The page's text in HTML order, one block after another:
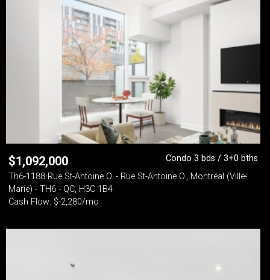
$1,092,000
Condo 3 bds / 3+0 bths
Th6-1188 Rue St-Antoine O. - Rue St-Antoine O., Montréal (Ville-
Marie) - TH6 - QC, H3C 1B4
Cash Flow: $-2,280/mo